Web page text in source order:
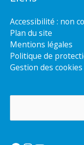
Accessibilité : non
Plan du site
Mentions légales
Politique de
Gestion des cookies